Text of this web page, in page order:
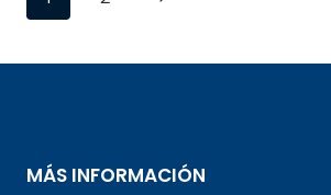
MÁS INFORMACIÓN